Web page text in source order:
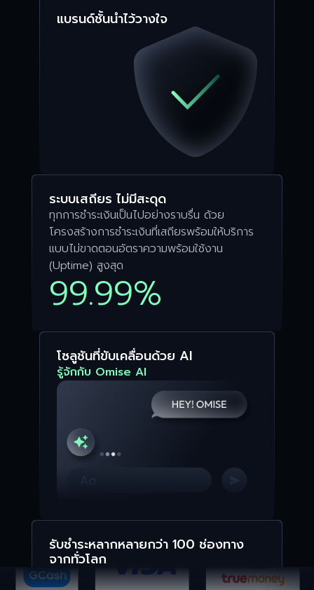
แบรนด์ชั้นนำไว้วางใจ
ระบบเสถียร ไม่มีสะดุด
ทุกการชำระเงินเป็นไปอย่างราบรื่น ด้วย
โครงสร้างการชำระเงินที่เสถียรพร้อมให้บริการ
แบบไม่ขาดตอนอัตราความพร้อมใช้งาน
(Uptime) สูงสุด
99.99%
โซลูชันที่ขับเคลื่อนด้วย AI
รู้จักกับ Omise AI
รับชำระหลากหลายกว่า 100 ช่องทาง
จากทั่วโลก